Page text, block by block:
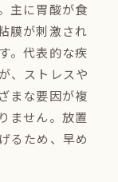
主に胃酸が食
膜が刺激され
。代表的な疾
、ストレスや
まな要因が複
ません。放置
るため、早め